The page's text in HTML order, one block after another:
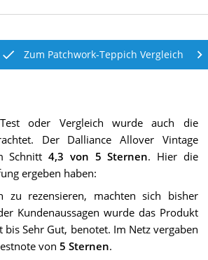
Zum Patchwork-Teppich Vergleich
oder Vergleich wurde auch die
Der
Dalliance Allover Vintage
Schnitt4,3 von 5 Sternen. Hier die
ergeben haben:
rezensieren, machten sich bisher
Kundenaussagen wurde das Produkt
Sehr Gut, benotet. Im Netz vergaben
von 5 Sternen.